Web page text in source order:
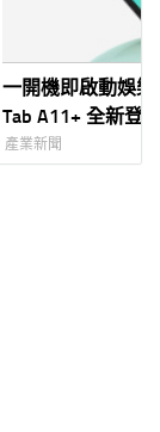
一開機即啟動娛樂
Tab A11+ 全新登
強化效能 × AI 智
產業新聞